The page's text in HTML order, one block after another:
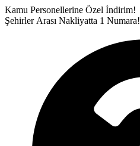
İçeriğe
atla
Kamu Personellerine Özel İndirim!
Şehirler Arası Nakliyatta 1 Numara!